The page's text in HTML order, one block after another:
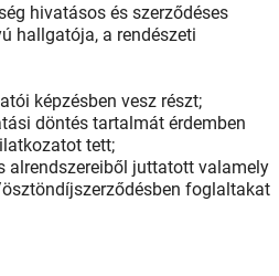
hivatásos és szerződéses
hallgatója, a rendészeti
képzésben vesz részt;
döntés tartalmát érdemben
tett;
alrendszereiből juttatott valamely
foglaltakat